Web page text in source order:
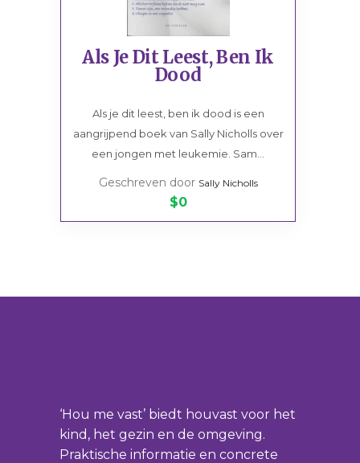
Als Je Dit Leest, Ben Ik
Dood
Als je dit leest, ben ik dood is een
aangrijpend boek van Sally Nicholls over
een jongen met leukemie. Sam...
Geschreven door Sally Nicholls
$0
‘Hou me vast’ biedt houvast voor het
kind, het gezin en de omgeving.
Praktische informatie en concrete